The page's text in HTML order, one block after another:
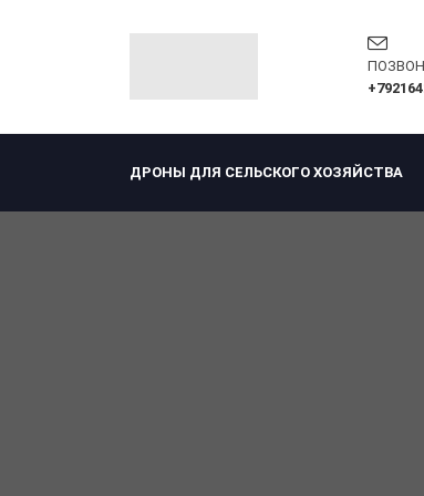
ДРОНЫ ДЛЯ СЕЛЬСКОГО ХОЗЯЙСТВА